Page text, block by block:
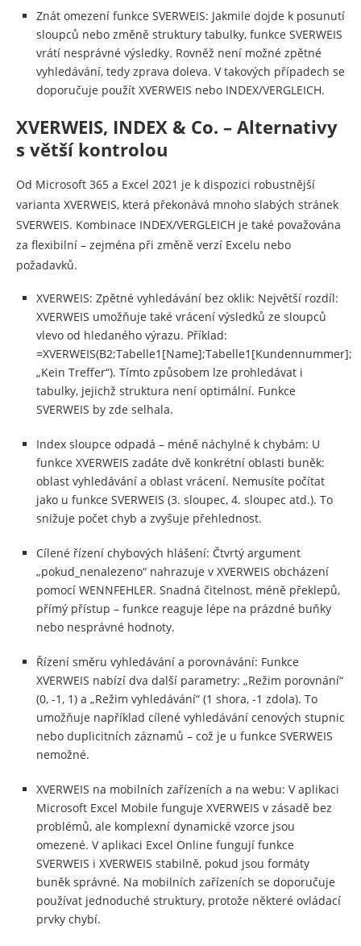
Znát omezení funkce SVERWEIS: Jakmile dojde k posunutí
sloupců nebo změně struktury tabulky, funkce SVERWEIS
vrátí nesprávné výsledky. Rovněž není možné zpětné
vyhledávání, tedy zprava doleva. V takových případech se
doporučuje použít XVERWEIS nebo INDEX/VERGLEICH.
XVERWEIS, INDEX & Co. – Alternativy
s větší kontrolou
Od Microsoft 365 a Excel 2021 je k dispozici robustnější
varianta XVERWEIS, která překonává mnoho slabých stránek
SVERWEIS. Kombinace INDEX/VERGLEICH je také považována
za flexibilní – zejména při změně verzí Excelu nebo
požadavků.
XVERWEIS: Zpětné vyhledávání bez oklik: Největší rozdíl:
XVERWEIS umožňuje také vrácení výsledků ze sloupců
vlevo od hledaného výrazu. Příklad:
=XVERWEIS(B2;Tabelle1[Name];Tabelle1[Kundennummer];
„Kein Treffer“). Tímto způsobem lze prohledávat i
tabulky, jejichž struktura není optimální. Funkce
SVERWEIS by zde selhala.
Index sloupce odpadá – méně náchylné k chybám: U
funkce XVERWEIS zadáte dvě konkrétní oblasti buněk:
oblast vyhledávání a oblast vrácení. Nemusíte počítat
jako u funkce SVERWEIS (3. sloupec, 4. sloupec atd.). To
snižuje počet chyb a zvyšuje přehlednost.
Cílené řízení chybových hlášení: Čtvrtý argument
„pokud_nenalezeno“ nahrazuje v XVERWEIS obcházení
pomocí WENNFEHLER. Snadná čitelnost, méně překlepů,
přímý přístup – funkce reaguje lépe na prázdné buňky
nebo nesprávné hodnoty.
Řízení směru vyhledávání a porovnávání: Funkce
XVERWEIS nabízí dva další parametry: „Režim porovnání“
(0, -1, 1) a „Režim vyhledávání“ (1 shora, -1 zdola). To
umožňuje například cílené vyhledávání cenových stupnic
nebo duplicitních záznamů – což je u funkce SVERWEIS
nemožné.
XVERWEIS na mobilních zařízeních a na webu: V aplikaci
Microsoft Excel Mobile funguje XVERWEIS v zásadě bez
problémů, ale komplexní dynamické vzorce jsou
omezené. V aplikaci Excel Online fungují funkce
SVERWEIS i XVERWEIS stabilně, pokud jsou formáty
buněk správné. Na mobilních zařízeních se doporučuje
používat jednoduché struktury, protože některé ovládací
prvky chybí.